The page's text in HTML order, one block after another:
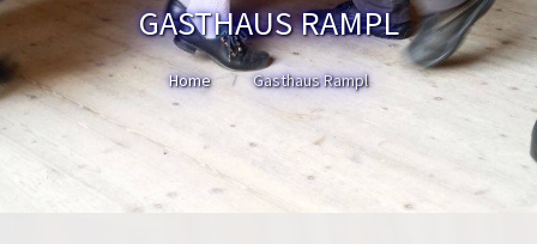
GASTHAUS RAMPL
Home Gasthaus Rampl